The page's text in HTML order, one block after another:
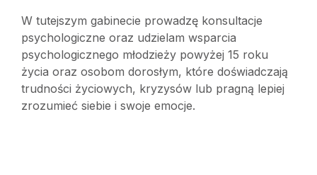
W tutejszym gabinecie prowadzę konsultacje
psychologiczne oraz udzielam wsparcia
psychologicznego młodzieży powyżej 15 roku
życia oraz osobom dorosłym, które doświadczają
trudności życiowych, kryzysów lub pragną lepiej
zrozumieć siebie i swoje emocje.